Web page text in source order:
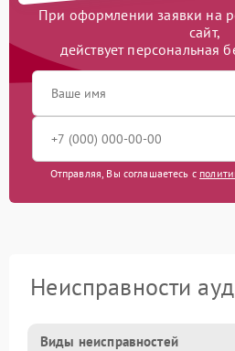
При оформлении заявки на
сайт,
действует персональная
Отправляя, Вы соглашаетесь с
Неисправности
Виды неисправностей